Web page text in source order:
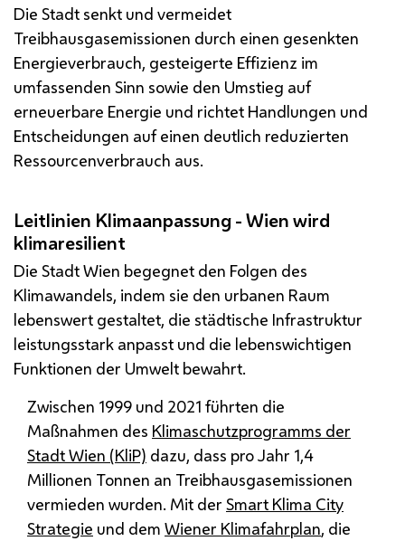
Die Stadt senkt und vermeidet
Treibhausgasemissionen durch einen gesenkten
Energieverbrauch, gesteigerte Effizienz im
umfassenden Sinn sowie den Umstieg auf
erneuerbare Energie und richtet Handlungen und
Entscheidungen auf einen deutlich reduzierten
Ressourcenverbrauch aus.
Leitlinien Klimaanpassung - Wien wird
klimaresilient
Die Stadt Wien begegnet den Folgen des
Klimawandels, indem sie den urbanen Raum
lebenswert gestaltet, die städtische Infrastruktur
leistungsstark anpasst und die lebenswichtigen
Funktionen der Umwelt bewahrt.
Zwischen 1999 und 2021 führten die
Maßnahmen des Klimaschutzprogramms der
Stadt Wien (KliP) dazu, dass pro Jahr 1,4
Millionen Tonnen an Treibhausgasemissionen
vermieden wurden. Mit der Smart Klima City
Strategie und dem Wiener Klimafahrplan, die